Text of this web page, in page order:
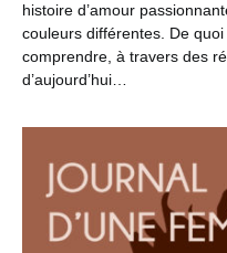
histoire d’amour
couleurs différentes. De
comprendre, à travers des
d’aujourd’hui…